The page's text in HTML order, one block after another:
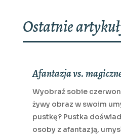
Ostatnie
Afantazja vs.
Wyobraź sobie
żywy obraz w swoim
pustkę? Pustka
osoby z afantazją,